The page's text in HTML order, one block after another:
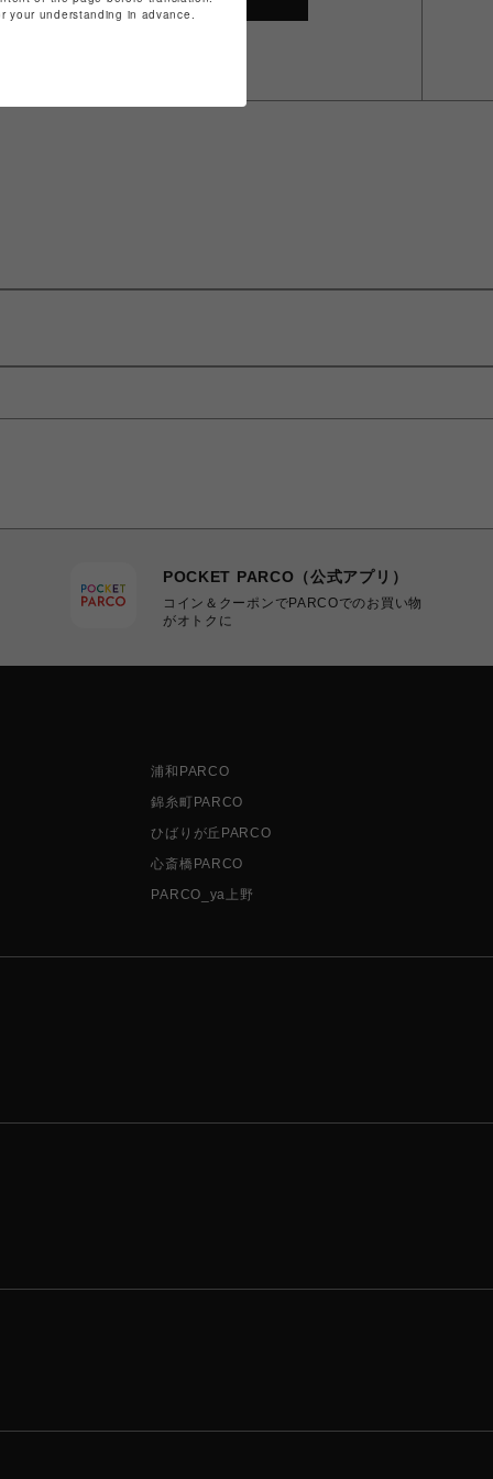
POCKET PARCO（公式アプリ）
コイン＆クーポンでPARCOでのお買い物
がオトクに
浦和PARCO
錦糸町PARCO
ひばりが丘PARCO
心斎橋PARCO
PARCO_ya上野
your understanding in advance.